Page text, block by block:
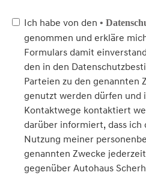
Ich habe von den •
genommen und erkläre
Formulars damit
den in den
Parteien zu den genannten
genutzt werden dürfen und
Kontaktwege kontaktiert
darüber informiert, dass ich
Nutzung meiner
genannten Zwecke
gegenüber Autohaus